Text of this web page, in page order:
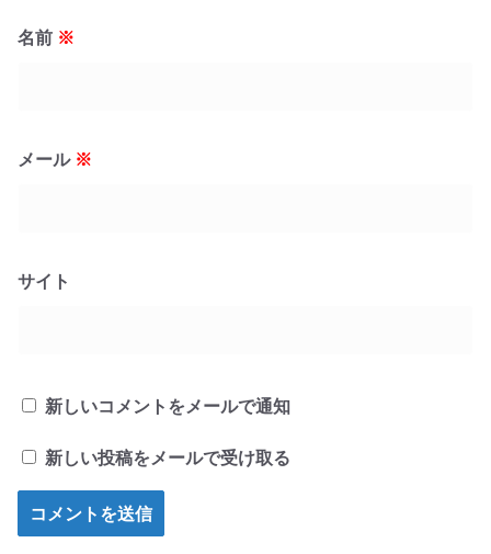
名前 ※
メール ※
サイト
新しいコメントをメールで通知
新しい投稿をメールで受け取る